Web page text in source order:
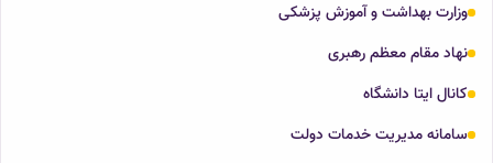
وزارت بهداشت و آموزش پزشکی
نهاد مقام معظم رهبری
کانال ایتا دانشگاه
سامانه مدیریت خدمات دولت